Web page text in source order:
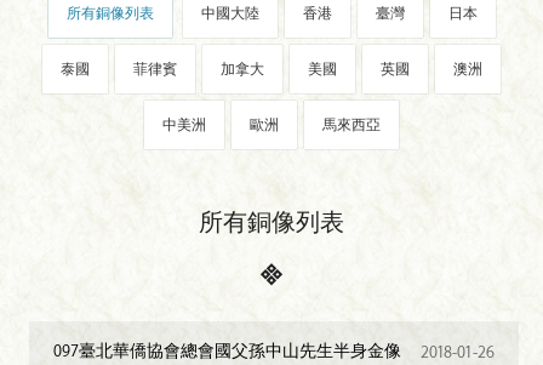
所有銅像列表 中國大陸 香港 臺灣 日本
泰國 菲律賓 加拿大 美國 英國 澳洲
中美洲 歐洲 馬來西亞
所有銅像列表
2018-01-26
097臺北華僑協會總會國父孫中山先生半身金像